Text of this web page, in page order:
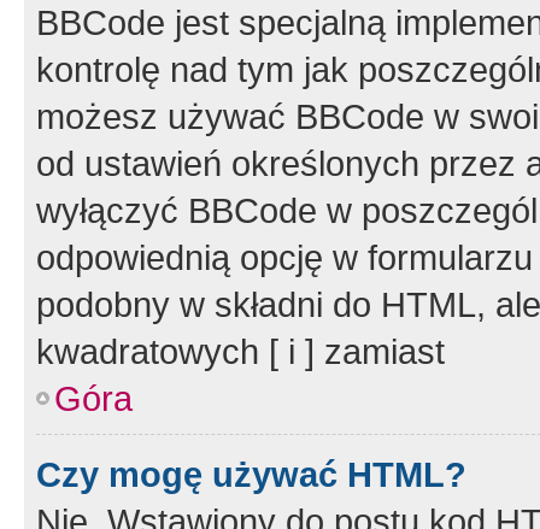
BBCode jest specjalną
kontrolę nad tym jak
możesz używać BBCode w
od ustawień określonych przez
wyłączyć BBCode w
odpowiednią opcję w
podobny w składni do HTML,
kwadratowych [ i ] zamiast
Góra
Czy mogę używać HTML?